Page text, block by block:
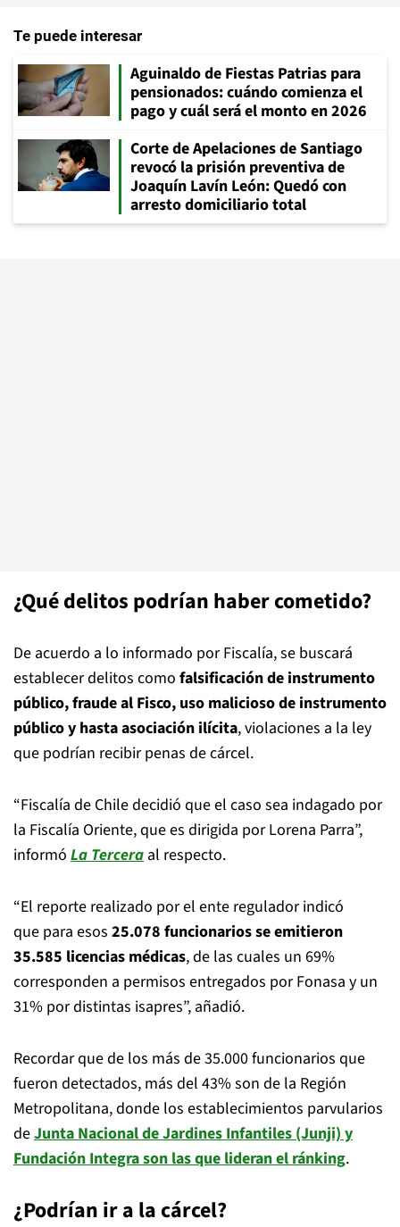
Te puede interesar
Aguinaldo de Fiestas Patrias para
pensionados: cuándo comienza el
pago y cuál será el monto en 2026
Corte de Apelaciones de Santiago
revocó la prisión preventiva de
Joaquín Lavín León: Quedó con
arresto domiciliario total
¿Qué delitos podrían haber cometido?
De acuerdo a lo informado por Fiscalía, se buscará
establecer delitos como falsificación de instrumento
público, fraude al Fisco, uso malicioso de instrumento
público y hasta asociación ilícita, violaciones a la ley
que podrían recibir penas de cárcel.
“Fiscalía de Chile decidió que el caso sea indagado por
la Fiscalía Oriente, que es dirigida por Lorena Parra”,
informó La Tercera al respecto.
“El reporte realizado por el ente regulador indicó
que para esos 25.078 funcionarios se emitieron
35.585 licencias médicas, de las cuales un 69%
corresponden a permisos entregados por Fonasa y un
31% por distintas isapres”, añadió.
Recordar que de los más de 35.000 funcionarios que
fueron detectados, más del 43% son de la Región
Metropolitana, donde los establecimientos parvularios
deJunta Nacional de Jardines Infantiles (Junji) y
Fundación Integra son las que lideran el ránking.
¿Podrían ir a la cárcel?